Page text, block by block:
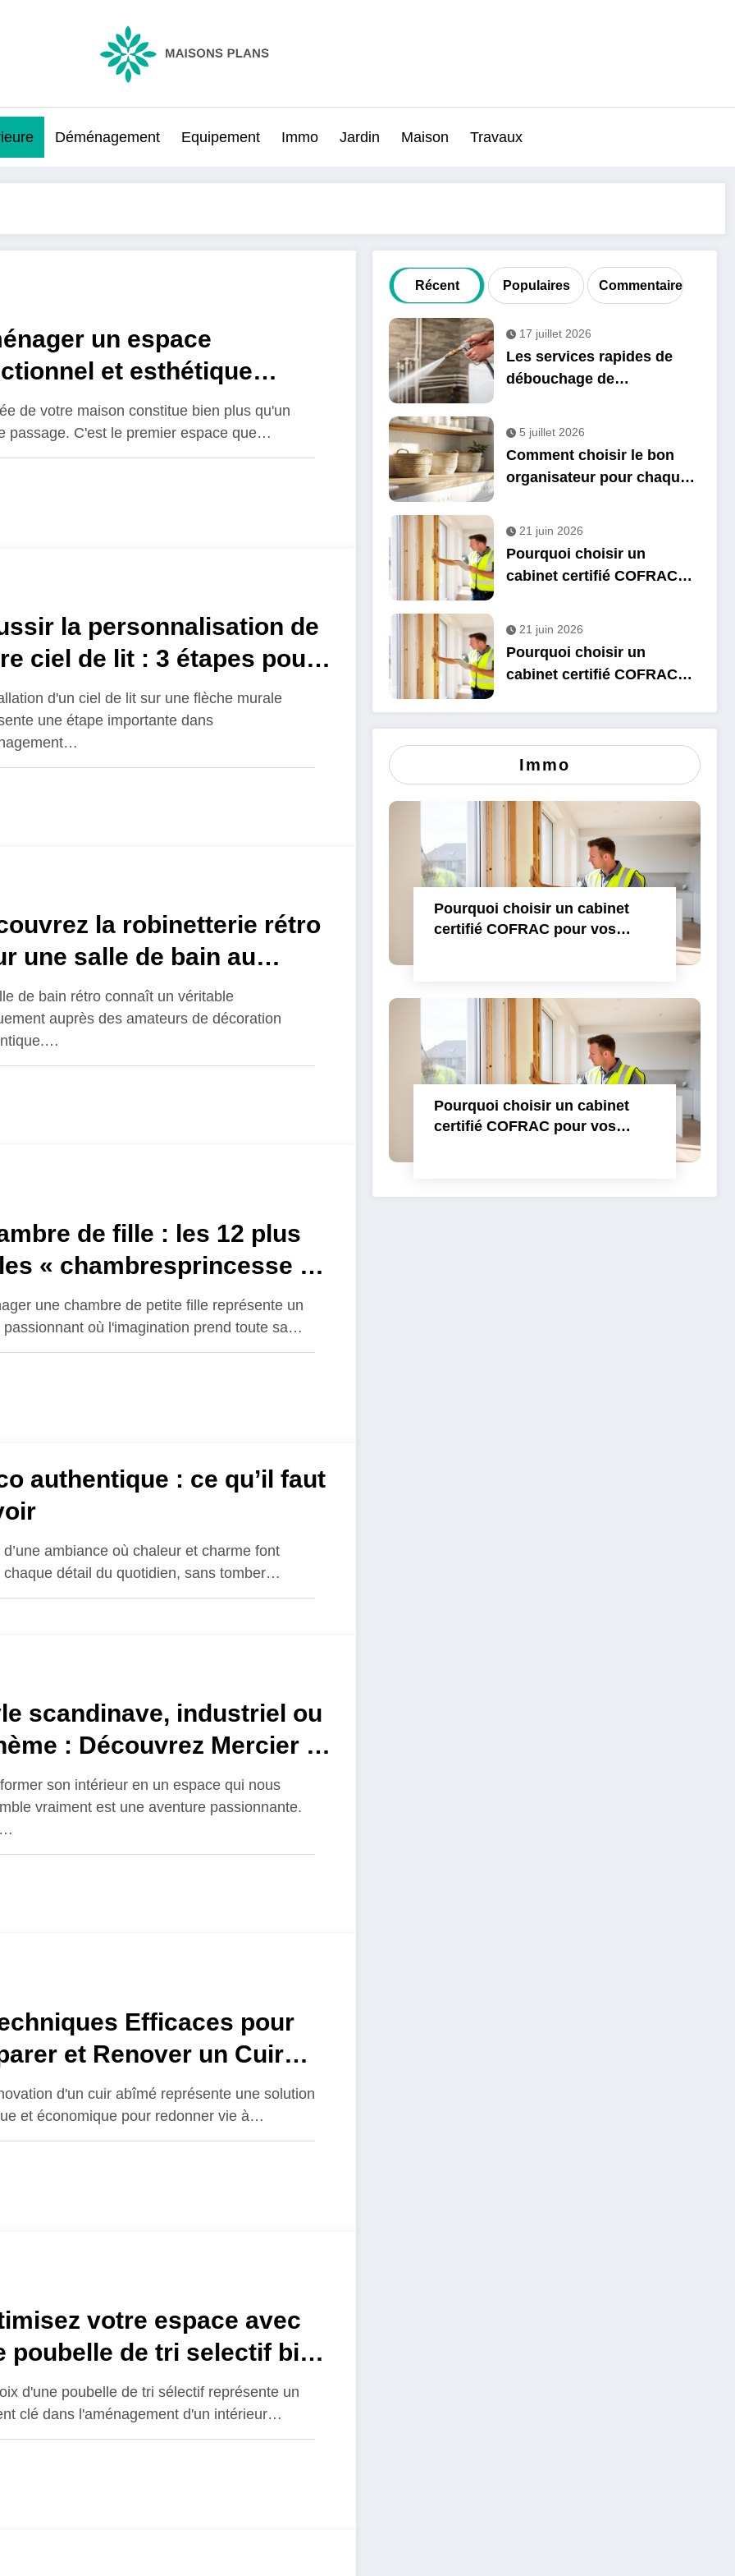
Déménagement Equipement Immo Jardin Maison Travaux
un espace
et esthétique
de votre support mural
de votre maison constitue bien plus qu'un
passage. C'est le premier espace que…
la personnalisation de
ciel de lit : 3 étapes pour
un ciel de lit sur une
de lit
d'un ciel de lit sur une flèche murale
une étape importante dans
la robinetterie rétro
une salle de bain au
d’antan
de bain rétro connaît un véritable
auprès des amateurs de décoration
de fille : les 12 plus
« chambresprincesse »
des touches de ballerine
licorne
une chambre de petite fille représente un
passionnant où l'imagination prend toute sa…
authentique : ce qu’il faut
d’une ambiance où chaleur et charme font
chaque détail du quotidien, sans tomber…
scandinave, industriel ou
: Découvrez Mercier –
et Décoration à Alès
inspiration
son intérieur en un espace qui nous
vraiment est une aventure passionnante.
Efficaces pour
et Renover un Cuir
et le Proteger
d'un cuir abîmé représente une solution
et économique pour redonner vie à…
votre espace avec
poubelle de tri selectif bien
d'une poubelle de tri sélectif représente un
clé dans l'aménagement d'un intérieur…
Récent Populaires Commentaire
17 juillet 2026
Les services rapides de
débouchage de
5 juillet 2026
Comment choisir le bon
organisateur pour chaque
21 juin 2026
Pourquoi choisir un
cabinet certifié COFRAC
21 juin 2026
Pourquoi choisir un
cabinet certifié COFRAC
Immo
Pourquoi choisir un cabinet
certifié COFRAC pour vos
Pourquoi choisir un cabinet
certifié COFRAC pour vos